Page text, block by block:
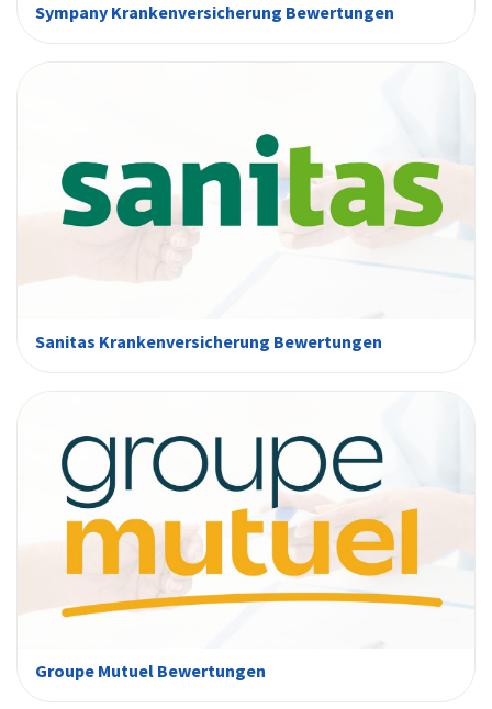
Sympany Krankenversicherung Bewertungen
Sanitas Krankenversicherung Bewertungen
Groupe Mutuel Bewertungen